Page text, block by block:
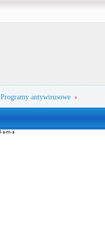
Programy antywirusowe